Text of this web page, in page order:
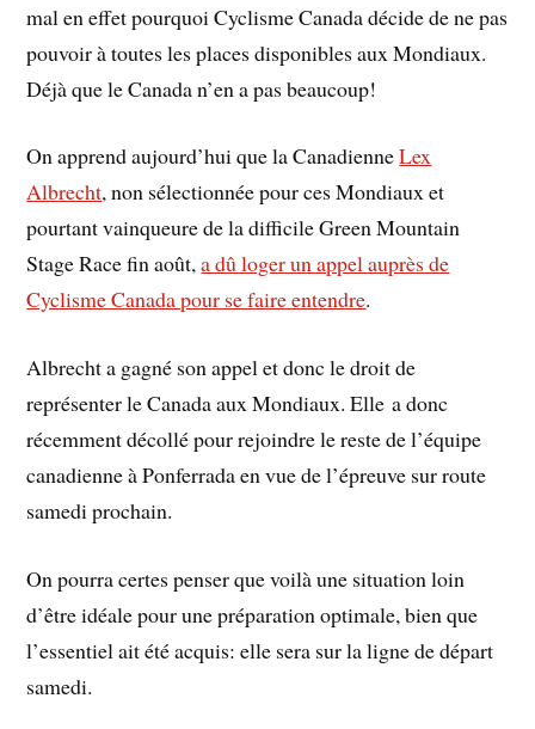
mal en effet pourquoi Cyclisme Canada décide de ne pas
pouvoir à toutes les places disponibles aux Mondiaux.
Déjà que le Canada n’en a pas beaucoup!
On apprend aujourd’hui que la CanadienneLex
Albrecht, non sélectionnée pour ces Mondiaux et
pourtant vainqueure de la difficile Green Mountain
Stage Race fin août,a dû loger un appel auprès de
Cyclisme Canada pour se faire entendre.
Albrecht a gagné son appel et donc le droit de
représenter le Canada aux Mondiaux. Elle a donc
récemment décollé pour rejoindre le reste de l’équipe
canadienne à Ponferrada en vue de l’épreuve sur route
samedi prochain.
On pourra certes penser que voilà une situation loin
d’être idéale pour une préparation optimale, bien que
l’essentiel ait été acquis: elle sera sur la ligne de départ
samedi.